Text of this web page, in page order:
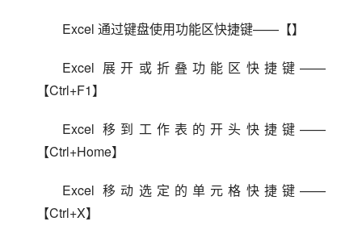
Excel 通过键盘使用功能区快捷键——【】
Excel 展开或折叠功能区快捷键——
【Ctrl+F1】
Excel 移到工作表的开头快捷键——
【Ctrl+Home】
Excel 移动选定的单元格快捷键——
【Ctrl+X】